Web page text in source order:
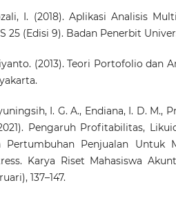
I. (2018). Aplikasi Analisis
25 (Edisi 9). Badan Penerbit
(2013). Teori Portofolio dan
I. G. A., Endiana, I. D. M.,
Pengaruh Profitabilitas,
Pertumbuhan Penjualan Untuk
Karya Riset Mahasiswa
137–147.